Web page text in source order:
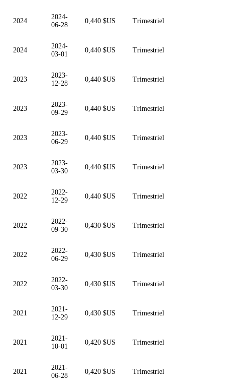
2024
2024-
06-28
0,440 $US Trimestriel
2024
2024-
03-01
0,440 $US Trimestriel
2023
2023-
12-28
0,440 $US Trimestriel
2023
2023-
09-29
0,440 $US Trimestriel
2023
2023-
06-29
0,440 $US Trimestriel
2023
2023-
03-30
0,440 $US Trimestriel
2022
2022-
12-29
0,440 $US Trimestriel
2022
2022-
09-30
0,430 $US Trimestriel
2022
2022-
06-29
0,430 $US Trimestriel
2022
2022-
03-30
0,430 $US Trimestriel
2021
2021-
12-29
0,430 $US Trimestriel
2021
2021-
10-01
0,420 $US Trimestriel
2021
2021-
06-28
0,420 $US Trimestriel